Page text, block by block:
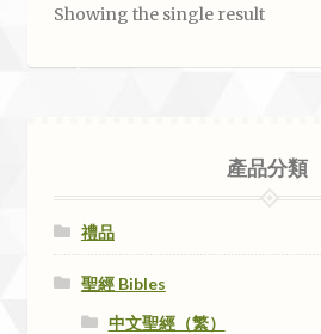
Showing the single result
產品分類
禮品
聖經 Bibles
中文聖經（繁）